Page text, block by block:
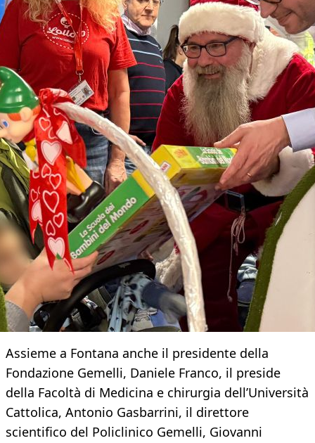
Assieme a Fontana anche il presidente della
Fondazione Gemelli, Daniele Franco, il preside
della Facoltà di Medicina e chirurgia dell’Università
Cattolica, Antonio Gasbarrini, il direttore
scientifico del Policlinico Gemelli, Giovanni